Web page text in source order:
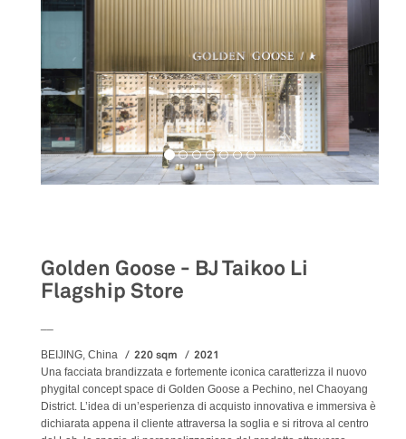
Golden Goose - BJ Taikoo Li
Flagship Store
BEIJING, China 220 sqm 2021
Una facciata brandizzata e fortemente iconica caratterizza il nuovo
phygital concept space di Golden Goose a Pechino, nel Chaoyang
District. L’idea di un’esperienza di acquisto innovativa e immersiva è
dichiarata appena il cliente attraversa la soglia e si ritrova al centro